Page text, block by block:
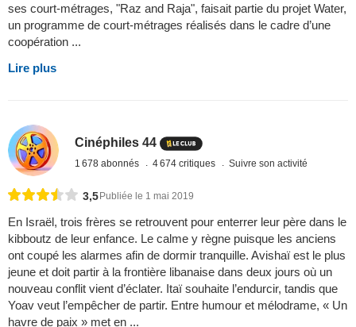
ses court-métrages, "Raz and Raja", faisait partie du projet Water,
un programme de court-métrages réalisés dans le cadre d’une
coopération ...
Lire plus
Cinéphiles 44
1 678 abonnés 4 674 critiques Suivre son activité
3,5Publiée le 1 mai 2019
En Israël, trois frères se retrouvent pour enterrer leur père dans le
kibboutz de leur enfance. Le calme y règne puisque les anciens
ont coupé les alarmes afin de dormir tranquille. Avishaï est le plus
jeune et doit partir à la frontière libanaise dans deux jours où un
nouveau conflit vient d’éclater. Itaï souhaite l’endurcir, tandis que
Yoav veut l’empêcher de partir. Entre humour et mélodrame, « Un
havre de paix » met en ...